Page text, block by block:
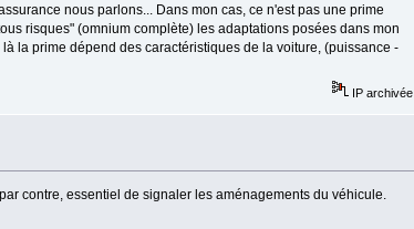
nous parlons... Dans mon cas, ce n'est pas une prime
risques" (omnium complète) les adaptations posées dans mon
la prime dépend des caractéristiques de la voiture, (puissance -
IP archivée
contre, essentiel de signaler les aménagements du véhicule.